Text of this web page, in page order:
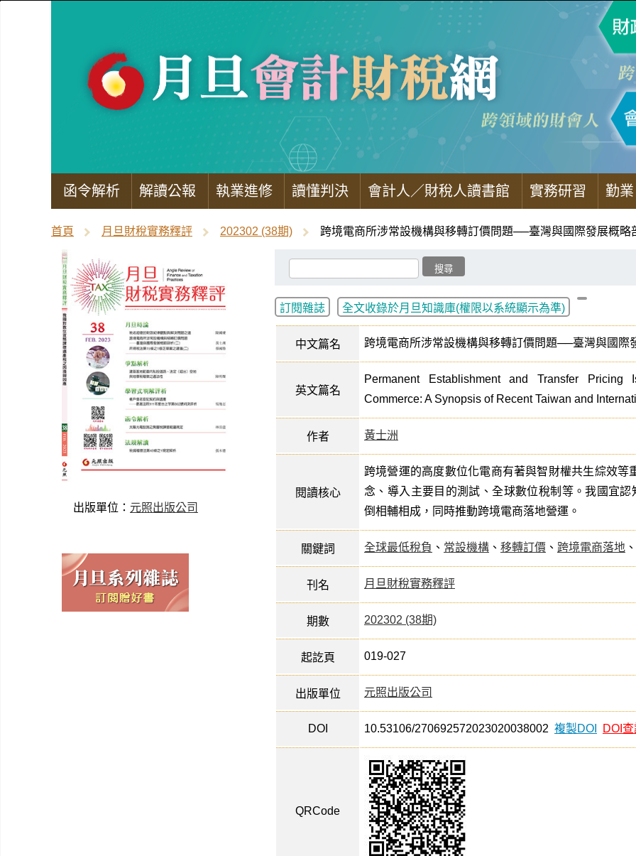
函令解析 解讀公報 執業進修 讀懂判決 會計人／財稅人讀書館 實務研習 勤
首頁 月旦財稅實務釋評 202302 (38期) 跨境電商所涉常設機構與移轉訂價問題──臺灣與國際發展概略
出版單位： 元照出版公司
訂閱雜誌 全文收錄於月旦知識庫(權限以系統顯示為準)
中文篇名 跨境電商所涉常設機構與移轉訂價問題──臺灣與國際
英文篇名
Permanent Establishment and Transfer Pricing
Commerce: A Synopsis of Recent Taiwan and
作者 黃士洲
閱讀核心
跨境營運的高度數位化電商有著與智財權共生綜效
念、導入主要目的測試、全球數位稅制等。我國宜
倒相輔相成，同時推動跨境電商落地營運。
關鍵詞 全球最低稅負 、 常設機構 、 移轉訂價 、 跨境電商落地 、
刊名 月旦財稅實務釋評
期數 202302 (38期)
起訖頁 019-027
出版單位 元照出版公司
DOI 10.53106/270692572023020038002 複製DOI DOI
QRCode